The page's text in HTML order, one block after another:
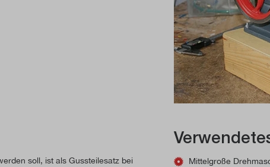
soll, ist als Gussteilesatz bei
Mittelgroße